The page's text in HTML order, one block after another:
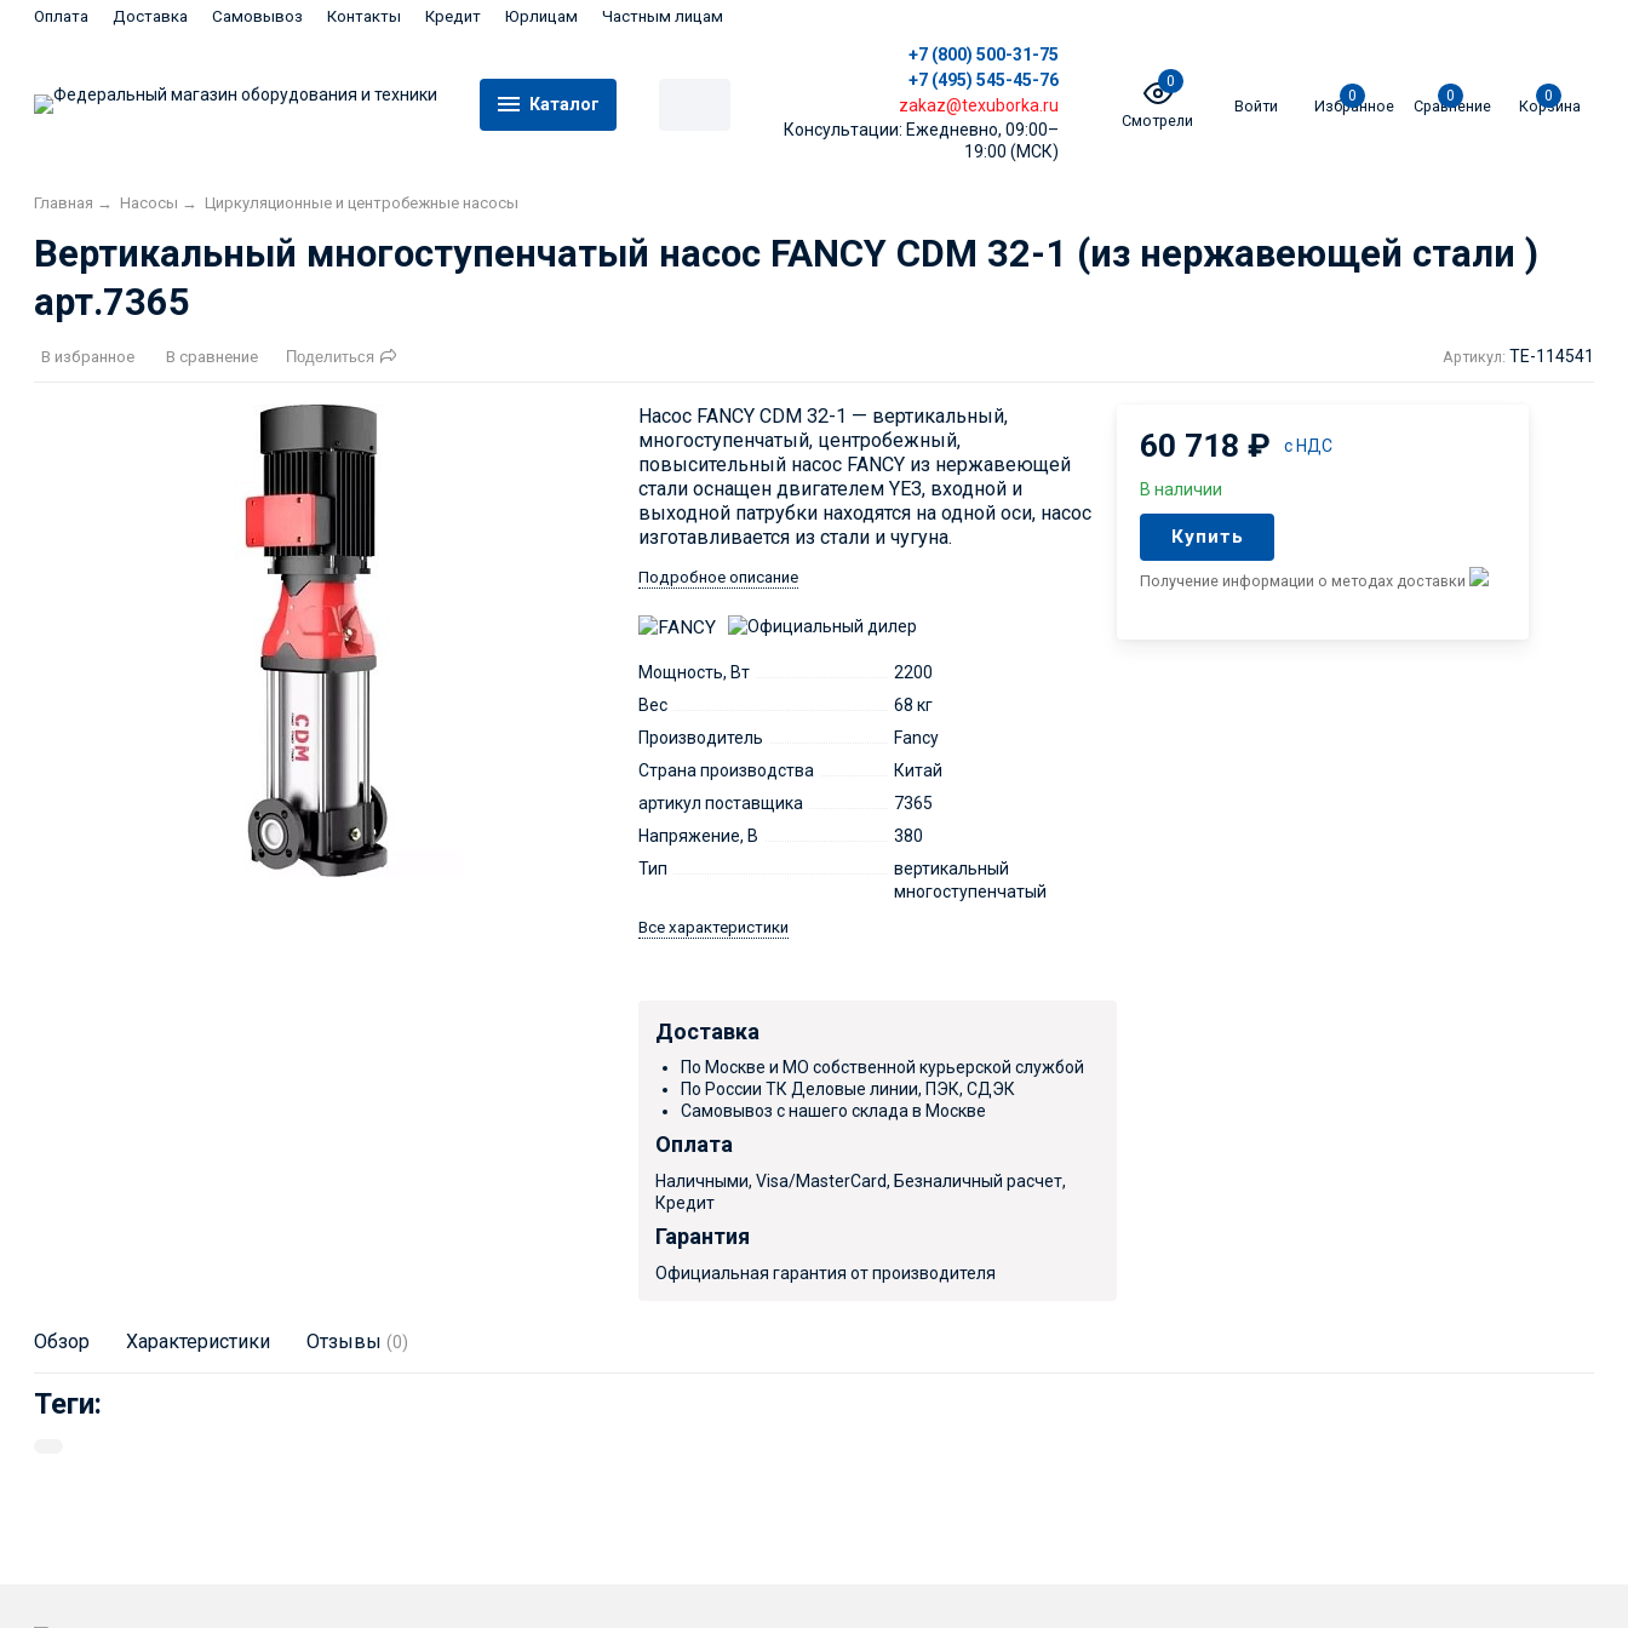
Оплата Доставка Самовывоз Контакты Кредит Юрлицам Частным лицам
Каталог
+7 (800) 500-31-75
+7 (495) 545-45-76
zakaz@texuborka.ru
Консультации: Ежедневно, 09:00–
19:00 (МСК)
0
Смотрели
Войти
0
Избранное
0
Сравнение
0
Корзина
Главная → Насосы → Циркуляционные и центробежные насосы
Вертикальный многоступенчатый насос FANCY CDM 32-1 (из нержавеющей стали )
арт.7365
В избранное В сравнение Поделиться Артикул: TE-114541
Насос FANCY CDM 32-1 — вертикальный,
многоступенчатый, центробежный,
повысительный насос FANCY из нержавеющей
стали оснащен двигателем YE3, входной и
выходной патрубки находятся на одной оси, насос
изготавливается из стали и чугуна.
Подробное описание
Мощность, Вт
2200
Вес
68 кг
Производитель
Fancy
Страна производства
Китай
артикул поставщика
7365
Напряжение, В
380
Тип
вертикальный
многоступенчатый
Все характеристики
60 718₽ с НДС
В наличии
Купить
Получение информации о методах доставки
Доставка
По Москве и МО собственной курьерской службой
По России ТК Деловые линии, ПЭК, СДЭК
Самовывоз с нашего склада в Москве
Оплата
Наличными, Visa/MasterCard, Безналичный расчет,
Кредит
Гарантия
Официальная гарантия от производителя
Обзор Характеристики Отзывы (0)
Теги: